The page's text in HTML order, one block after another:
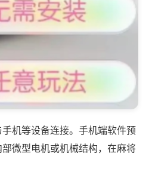
机等设备连接。手机端软件预
微型电机或机械结构，在麻将